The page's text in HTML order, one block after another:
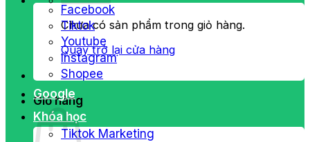
Chưa có sản phẩm trong giỏ hàng.
Quay trở lại cửa hàng
Giỏ hàng
Facebook
Tiktok
Youtube
Instagram
Shopee
Google
Khóa học
Tiktok Marketing